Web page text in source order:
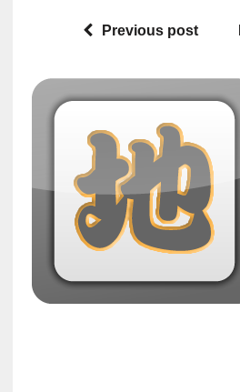
Previous post